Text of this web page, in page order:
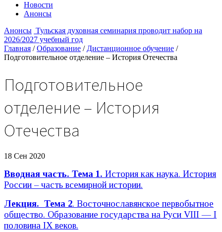
Новости
Анонсы
Анонсы Тульская духовная семинария проводит набор на
2026/2027 учебный год
Главная / Образование / Дистанционное обучение /
Подготовительное отделение – История Отечества
Подготовительное
отделение – История
Отечества
18 Сен 2020
Вводная часть. Тема 1. История как наука. История
России – часть всемирной истории.
Лекция. Тема 2. Восточнославянское первобытное
общество. Образование государства на Руси VIII — I
половина IX веков.